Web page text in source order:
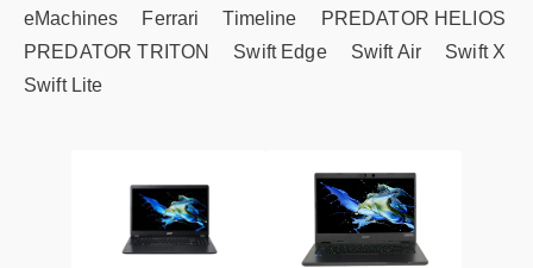
eMachines Ferrari Timeline
PREDATOR HELIOS
PREDATOR TRITON
Swift Edge Swift Air
Swift X
Swift Lite